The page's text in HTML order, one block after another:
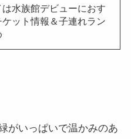
は水族館デビューにおす
ット情報＆子連れラン
がいっぱいで温かみのあ